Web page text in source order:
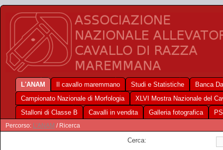
L'ANAM Il cavallo maremmano Studi e Statistiche
Banca
Campionato Nazionale di Morfologia
XLVI Mostra Nazionale del
Stalloni di Classe B
Cavalli in vendita Galleria fotografica
Percorso: L'ANAM / Ricerca
Cerca: